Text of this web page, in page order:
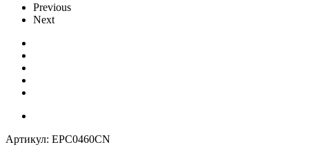
Previous
Next
Артикул: EPC0460CN